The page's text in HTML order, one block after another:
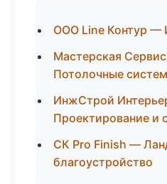
ООО Line Контур —
Мастерская
Потолочные
ИнжСтрой
Проектирование и
СК Pro Finish —
благоустройство